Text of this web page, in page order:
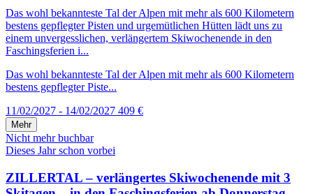
Das wohl bekannteste Tal der Alpen mit mehr als 600 Kilometern
bestens gepflegter Pisten und urgemütlichen Hütten lädt uns zu
einem unvergesslichen, verlängertem Skiwochenende in den
Faschingsferien i...
Das wohl bekannteste Tal der Alpen mit mehr als 600 Kilometern
bestens gepflegter Piste...
11/02/2027 - 14/02/2027 409 €
Mehr
Nicht mehr buchbar
Dieses Jahr schon vorbei
ZILLERTAL – verlängertes Skiwochenende mit 3